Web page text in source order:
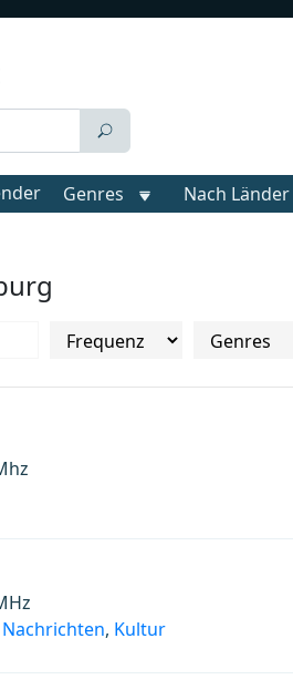
Genres Nach Länder
Nachrichten, Kultur